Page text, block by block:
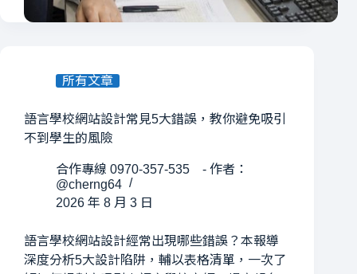
所有文章
語言學校網站設計常見5大錯誤，教你避免吸引
不到學生的風險
合作專線 0970-357-535 - 作者：
@cherng64
2026 年 8 月 3 日
語言學校網站設計經常出現哪些錯誤？本報導
深度分析5大設計陷阱，輔以表格清單，一次了